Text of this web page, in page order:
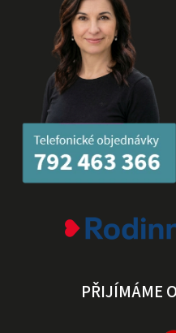
PŘIJÍMÁME